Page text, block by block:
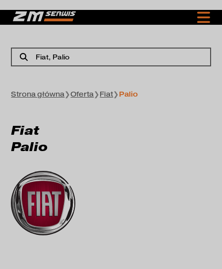
Fiat, Palio
Strona główna❯Oferta❯Fiat❯Palio
Fiat
Palio